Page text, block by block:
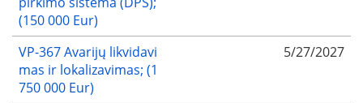
(150 000 Eur)
VP-367 Avarijų likvidavi
mas ir lokalizavimas; (1
750 000 Eur)
5/27/2027